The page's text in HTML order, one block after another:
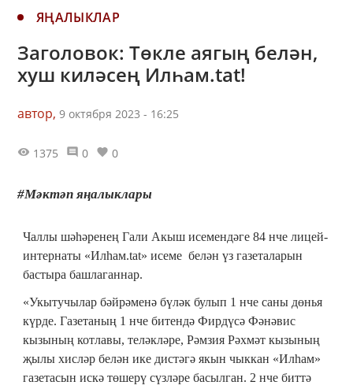
ЯҢАЛЫКЛАР
Заголовок: Төкле аягың белән,
хуш киләсең Илһам.tat!
автор, 9 октября 2023 - 16:25
1375 0 0
#Мәктәп яңалыклары
Чаллы шәһәренең Гали Акыш исемендәге 84 нче лицей-
интернаты «Илһам.tat» исеме белән үз газеталарын
бастыра башлаганнар.
«Укытучылар бәйрәменә бүләк булып 1 нче саны дөнья
күрде. Газетаның 1 нче битендә Фирдүсә Фәнәвис
кызының котлавы, теләкләре, Рәмзия Рәхмәт кызының
җылы хисләр белән ике дистәгә якын чыккан «Илһам»
газетасын искә төшерү сүзләре басылган. 2 нче биттә